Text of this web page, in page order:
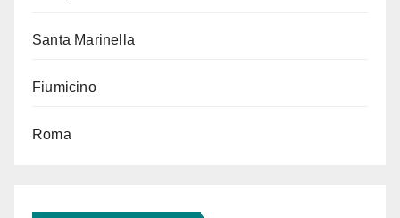
Santa Marinella
Fiumicino
Roma